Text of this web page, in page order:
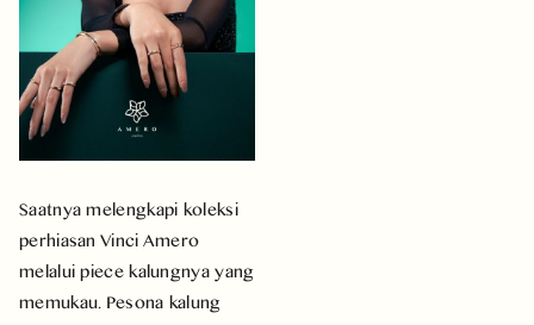
Saatnya melengkapi koleksi
perhiasan Vinci Amero
melalui piece kalungnya yang
memukau. Pesona kalung